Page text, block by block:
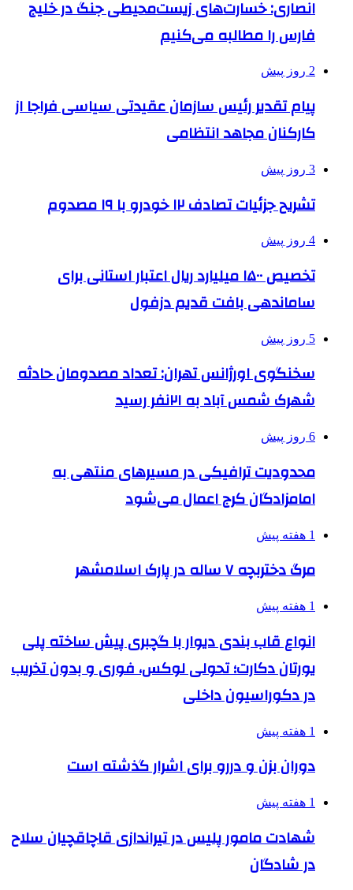
انصاری: خسارت‌های زیست‌محیطی جنگ در خلیج
فارس را مطالبه‌ می‌کنیم
2 روز پیش
پیام تقدیر رئیس سازمان عقیدتی سیاسی فراجا از
کارکنان مجاهد انتظامی
3 روز پیش
تشریح جزئیات تصادف ۱۲ خودرو با ۱۹ مصدوم
4 روز پیش
تخصیص ۱۵۰۰ میلیارد ریال اعتبار استانی برای
ساماندهی بافت قدیم دزفول
5 روز پیش
سخنگوی اورژانس تهران: تعداد مصدومان حادثه
شهرک شمس آباد به ۲۱نفر رسید
6 روز پیش
محدودیت ترافیکی در مسیرهای منتهی به
امامزادگان کرج اعمال می‌شود
1 هفته پیش
مرگ دختربچه ۷ ساله در پارک اسلامشهر
1 هفته پیش
انواع قاب بندی دیوار با گچبری پیش ساخته پلی
یورتان دکارت؛ تحولی لوکس، فوری و بدون تخریب
در دکوراسیون داخلی
1 هفته پیش
دوران بزن و دررو برای اشرار گذشته است
1 هفته پیش
شهادت مامور پلیس در تیراندازی قاچاقچیان سلاح
در شادگان